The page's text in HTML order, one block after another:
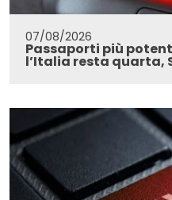
07/08/2026
Passaporti più
l’Italia resta quarta,